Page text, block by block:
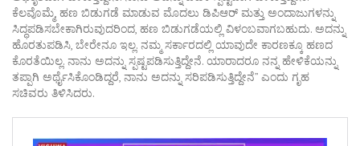
ಕೆಲವೊಮ್ಮೆ, ಹಣ ಬಿಡುಗಡೆ ಮಾಡುವ ಮೊದಲು ಡಿಪಿಆರ್ ಮತ್ತು ಅಂದಾಜುಗಳನ್ನು
ಸಿದ್ಧಪಡಿಸಬೇಕಾಗಿರುವುದರಿಂದ, ಹಣ ಬಿಡುಗಡೆಯಲ್ಲಿ ವಿಳಂಬವಾಗಬಹುದು. ಅದನ್ನು
ಹೊರತುಪಡಿಸಿ, ಬೇರೇನೂ ಇಲ್ಲ. ನಮ್ಮ ಸರ್ಕಾರದಲ್ಲಿ ಯಾವುದೇ ಕಾರಣಕ್ಕೂ ಹಣದ
ಕೊರತೆಯಿಲ್ಲ. ನಾನು ಅದನ್ನು ಸ್ಪಷ್ಟಪಡಿಸುತ್ತಿದ್ದೇನೆ. ಯಾರಾದರೂ ನನ್ನ ಹೇಳಿಕೆಯನ್ನು
ತಪ್ಪಾಗಿ ಅರ್ಥೈಸಿಕೊಂಡಿದ್ದರೆ, ನಾನು ಅದನ್ನು ಸರಿಪಡಿಸುತ್ತಿದ್ದೇನೆ” ಎಂದು ಗೃಹ
ಸಚಿವರು ತಿಳಿಸಿದರು.